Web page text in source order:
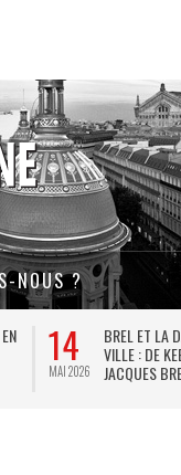
NOUS ?
LA DANSE AU THÉÂTRE DE LA
DE KEERSMAEKER SUBLIME